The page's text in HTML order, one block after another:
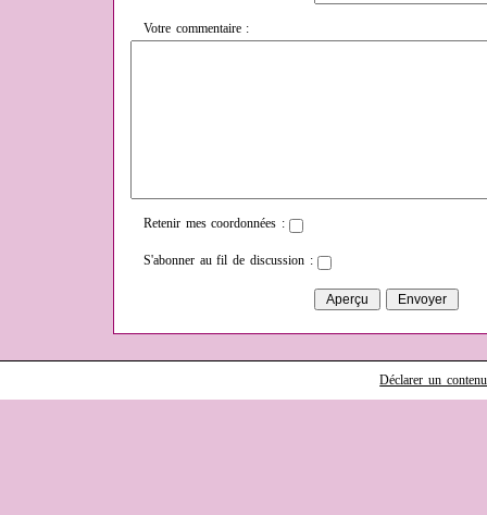
Votre commentaire :
Retenir mes coordonnées :
S'abonner au fil de discussion :
Déclarer un